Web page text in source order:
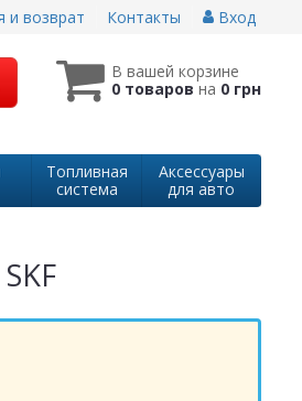
и возврат Контакты Вход
В вашей корзине
0 товаровна 0 грн
Топливная
система
Аксессуары
для авто